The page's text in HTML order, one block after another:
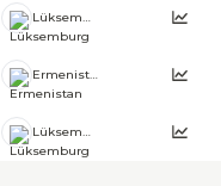
Lüksemburg
Ermenistan
Lüksemburg